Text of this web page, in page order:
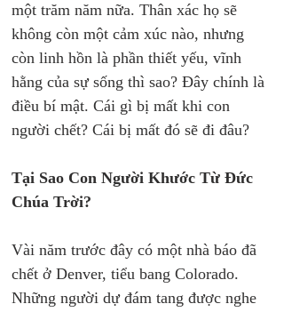
một trăm năm nữa. Thân xác họ sẽ
không còn một cảm xúc nào, nhưng
còn linh hồn là phần thiết yếu, vĩnh
hằng của sự sống thì sao? Đây chính là
điều bí mật. Cái gì bị mất khi con
người chết? Cái bị mất đó sẽ đi đâu?
Tại Sao Con Người Khước Từ Đức
Chúa Trời?
Vài năm trước đây có một nhà báo đã
chết ở Denver, tiểu bang Colorado.
Những người dự đám tang được nghe